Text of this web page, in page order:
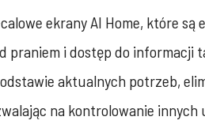
ekrany AI Home, które
praniem i dostęp do
aktualnych potrzeb,
na kontrolowanie